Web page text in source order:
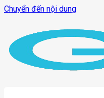
Chuyển đến nội dung